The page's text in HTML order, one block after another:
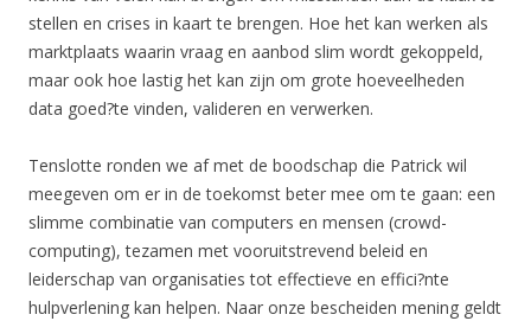
stellen en crises in kaart te brengen. Hoe het kan werken als
marktplaats waarin vraag en aanbod slim wordt gekoppeld,
maar ook hoe lastig het kan zijn om grote hoeveelheden
data goed?te vinden, valideren en verwerken.
Tenslotte ronden we af met de boodschap die Patrick wil
meegeven om er in de toekomst beter mee om te gaan: een
slimme combinatie van computers en mensen (crowd-
computing), tezamen met vooruitstrevend beleid en
leiderschap van organisaties tot effectieve en effici?nte
hulpverlening kan helpen. Naar onze bescheiden mening geldt